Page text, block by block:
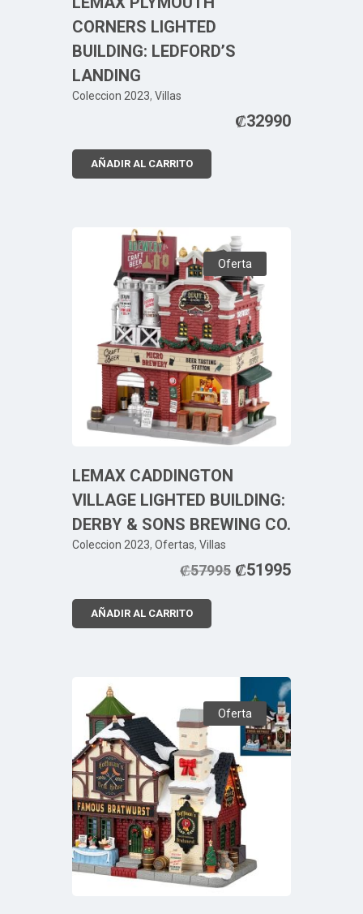
CORNERS LIGHTED
BUILDING: LEDFORD’S
LANDING
Coleccion 2023, Villas
₡32990
AÑADIR AL CARRITO
Oferta
LEMAX CADDINGTON
VILLAGE LIGHTED BUILDING:
DERBY & SONS BREWING CO.
Coleccion 2023, Ofertas, Villas
₡57995 ₡51995
AÑADIR AL CARRITO
Oferta